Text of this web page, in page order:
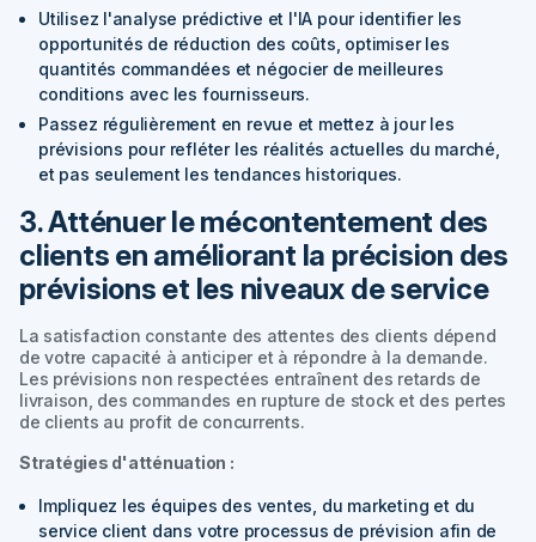
Utilisez l'analyse prédictive et l'IA pour identifier les
opportunités de réduction des coûts, optimiser les
quantités commandées et négocier de meilleures
conditions avec les fournisseurs.
Passez régulièrement en revue et mettez à jour les
prévisions pour refléter les réalités actuelles du marché,
et pas seulement les tendances historiques.
3. Atténuer le mécontentement des
clients en améliorant la précision des
prévisions et les niveaux de service
La satisfaction constante des attentes des clients dépend
de votre capacité à anticiper et à répondre à la demande.
Les prévisions non respectées entraînent des retards de
livraison, des commandes en rupture de stock et des pertes
de clients au profit de concurrents.
Stratégies d'atténuation :
Impliquez les équipes des ventes, du marketing et du
service client dans votre processus de prévision afin de